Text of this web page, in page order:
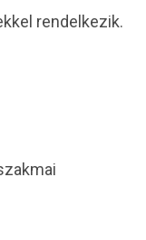
rendelkezik.